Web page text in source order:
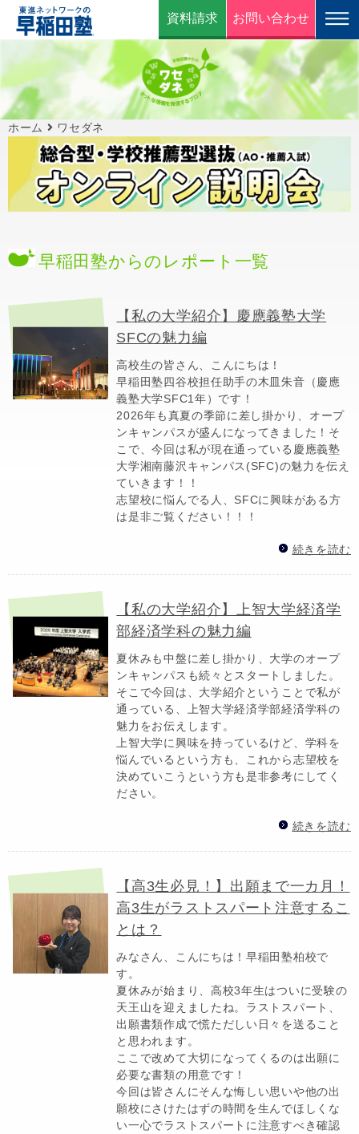
資料請求 お問い合わせ
ホーム ワセダネ
早稲田塾からのレポート一覧
【私の大学紹介】慶應義塾大学
SFCの魅力編
高校生の皆さん、こんにちは！
早稲田塾四谷校担任助手の木皿朱音（慶應
義塾大学SFC1年）です！
2026年も真夏の季節に差し掛かり、オープ
ンキャンパスが盛んになってきました！そ
こで、今回は私が現在通っている慶應義塾
大学湘南藤沢キャンパス(SFC)の魅力を伝え
ていきます！！
志望校に悩んでる人、SFCに興味がある方
は是非ご覧ください！！！
続きを読む
【私の大学紹介】上智大学経済学
部経済学科の魅力編
夏休みも中盤に差し掛かり、大学のオープ
ンキャンパスも続々とスタートしました。
そこで今回は、大学紹介ということで私が
通っている、上智大学経済学部経済学科の
魅力をお伝えします。
上智大学に興味を持っているけど、学科を
悩んでいるという方も、これから志望校を
決めていこうという方も是非参考にしてく
ださい。
続きを読む
【高3生必見！】出願まで一カ月！
高3生がラストスパート注意するこ
とは？
みなさん、こんにちは！早稲田塾柏校で
す。
夏休みが始まり、高校3年生はついに受験の
天王山を迎えましたね。ラストスパート、
出願書類作成で慌ただしい日々を送ること
と思われます。
ここで改めて大切になってくるのは出願に
必要な書類の用意です！
今回は皆さんにそんな悔しい思いや他の出
願校にさけたはずの時間を生んでほしくな
い一心でラストスパートに注意すべき確認